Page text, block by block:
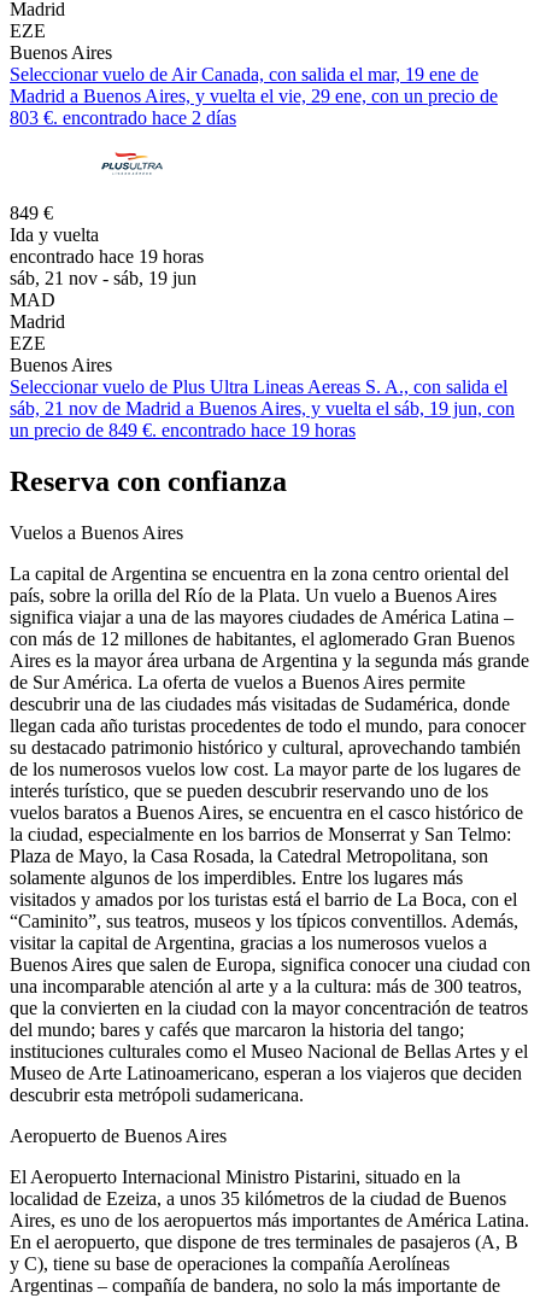
Madrid
EZE
Buenos Aires
Seleccionar vuelo de Air Canada, con salida el mar, 19 ene de
Madrid a Buenos Aires, y vuelta el vie, 29 ene, con un precio de
803 €. encontrado hace 2 días
849 €
Ida y vuelta
encontrado hace 19 horas
sáb, 21 nov - sáb, 19 jun
MAD
Madrid
EZE
Buenos Aires
Seleccionar vuelo de Plus Ultra Lineas Aereas S. A., con salida el
sáb, 21 nov de Madrid a Buenos Aires, y vuelta el sáb, 19 jun, con
un precio de 849 €. encontrado hace 19 horas
Reserva con confianza
Vuelos a Buenos Aires
La capital de Argentina se encuentra en la zona centro oriental del
país, sobre la orilla del Río de la Plata. Un vuelo a Buenos Aires
significa viajar a una de las mayores ciudades de América Latina –
con más de 12 millones de habitantes, el aglomerado Gran Buenos
Aires es la mayor área urbana de Argentina y la segunda más grande
de Sur América. La oferta de vuelos a Buenos Aires permite
descubrir una de las ciudades más visitadas de Sudamérica, donde
llegan cada año turistas procedentes de todo el mundo, para conocer
su destacado patrimonio histórico y cultural, aprovechando también
de los numerosos vuelos low cost. La mayor parte de los lugares de
interés turístico, que se pueden descubrir reservando uno de los
vuelos baratos a Buenos Aires, se encuentra en el casco histórico de
la ciudad, especialmente en los barrios de Monserrat y San Telmo:
Plaza de Mayo, la Casa Rosada, la Catedral Metropolitana, son
solamente algunos de los imperdibles. Entre los lugares más
visitados y amados por los turistas está el barrio de La Boca, con el
“Caminito”, sus teatros, museos y los típicos conventillos. Además,
visitar la capital de Argentina, gracias a los numerosos vuelos a
Buenos Aires que salen de Europa, significa conocer una ciudad con
una incomparable atención al arte y a la cultura: más de 300 teatros,
que la convierten en la ciudad con la mayor concentración de teatros
del mundo; bares y cafés que marcaron la historia del tango;
instituciones culturales como el Museo Nacional de Bellas Artes y el
Museo de Arte Latinoamericano, esperan a los viajeros que deciden
descubrir esta metrópoli sudamericana.
Aeropuerto de Buenos Aires
El Aeropuerto Internacional Ministro Pistarini, situado en la
localidad de Ezeiza, a unos 35 kilómetros de la ciudad de Buenos
Aires, es uno de los aeropuertos más importantes de América Latina.
En el aeropuerto, que dispone de tres terminales de pasajeros (A, B
y C), tiene su base de operaciones la compañía Aerolíneas
Argentinas – compañía de bandera, no solo la más importante de